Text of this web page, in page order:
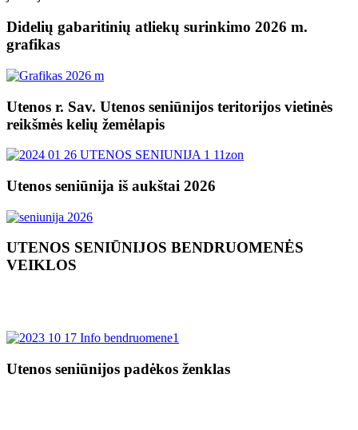
Didelių gabaritinių atliekų surinkimo 2026 m.
grafikas
Utenos r. Sav. Utenos seniūnijos teritorijos vietinės
reikšmės kelių žemėlapis
Utenos seniūnija iš aukštai 2026
UTENOS SENIŪNIJOS BENDRUOMENĖS
VEIKLOS
Utenos seniūnijos padėkos ženklas